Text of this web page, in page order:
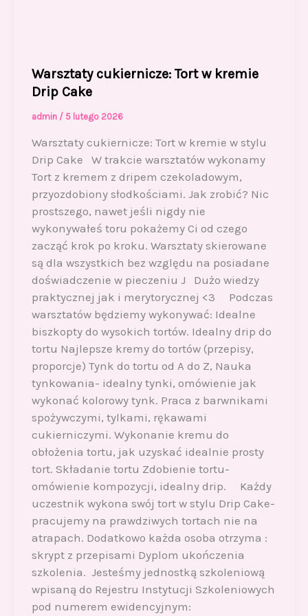
Warsztaty cukiernicze: Tort w kremie
Drip Cake
admin / 5 lutego 2026
Warsztaty cukiernicze: Tort w kremie w stylu
Drip Cake W trakcie warsztatów wykonamy
Tort z kremem z dripem czekoladowym,
przyozdobiony słodkościami. Jak zrobić? Nic
prostszego, nawet jeśli nigdy nie
wykonywałeś toru pokażemy Ci od czego
zacząć krok po kroku. Warsztaty skierowane
są dla wszystkich bez względu na posiadane
doświadczenie w pieczeniu J Dużo wiedzy
praktycznej jak i merytorycznej <3 Podczas
warsztatów będziemy wykonywać: Idealne
biszkopty do wysokich tortów. Idealny drip do
tortu Najlepsze kremy do tortów (przepisy,
proporcje) Tynk do tortu od A do Z, Nauka
tynkowania- idealny tynki, omówienie jak
wykonać kolorowy tynk. Praca z barwnikami
spożywczymi, tylkami, rękawami
cukierniczymi. Wykonanie kremu do
obłożenia tortu, jak uzyskać idealnie prosty
tort. Składanie tortu Zdobienie tortu-
omówienie kompozycji, idealny drip. Każdy
uczestnik wykona swój tort w stylu Drip Cake-
pracujemy na prawdziwych tortach nie na
atrapach. Dodatkowo każda osoba otrzyma :
skrypt z przepisami Dyplom ukończenia
szkolenia. Jesteśmy jednostką szkoleniową
wpisaną do Rejestru Instytucji Szkoleniowych
pod numerem ewidencyjnym: